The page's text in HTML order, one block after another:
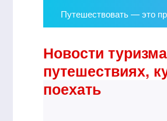
Путешествовать — это
Новости
путешествиях,
поехать